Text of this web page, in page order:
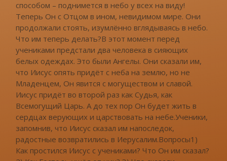
способом – поднимется в небо у всех на виду!
Теперь Он с Отцом в ином, невидимом мире. Они
продолжали стоять, изумлённо вглядываясь в небо.
Что им теперь делать?В этот момент перед
учениками предстали два человека в сияющих
белых одеждах. Это были Ангелы. Они сказали им,
что Иисус опять придёт с неба на землю, но не
Младенцем, Он явится с могуществом и славой.
Иисус придёт во второй раз как Судья, как
Всемогущий Царь. А до тех пор Он будет жить в
сердцах верующих и царствовать на небе.Ученики,
запомнив, что Иисус сказал им напоследок,
радостные возвратились в Иерусалим.Вопросы1)
Как простился Иисус с учениками? Что Он им сказал?